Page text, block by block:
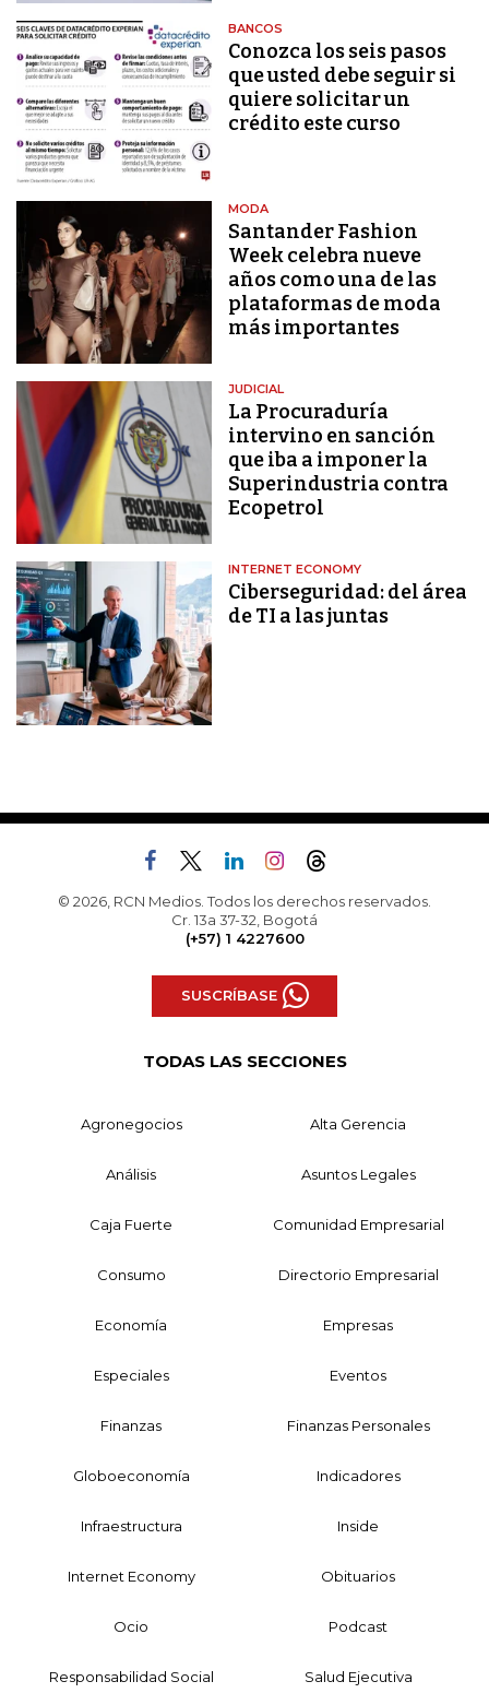
BANCOS
Conozca los seis pasos
que usted debe seguir si
quiere solicitar un
crédito este curso
MODA
Santander Fashion
Week celebra nueve
años como una de las
plataformas de moda
más importantes
JUDICIAL
La Procuraduría
intervino en sanción
que iba a imponer la
Superindustria contra
Ecopetrol
INTERNET ECONOMY
Ciberseguridad: del área
de TI a las juntas
© 2026, RCN Medios. Todos los derechos reservados.
Cr. 13a 37-32, Bogotá
(+57) 1 4227600
SUSCRÍBASE
TODAS LAS SECCIONES
Agronegocios Alta Gerencia
Análisis Asuntos Legales
Caja Fuerte Comunidad Empresarial
Consumo Directorio Empresarial
Economía Empresas
Especiales Eventos
Finanzas Finanzas Personales
Globoeconomía Indicadores
Infraestructura Inside
Internet Economy Obituarios
Ocio Podcast
Responsabilidad Social Salud Ejecutiva